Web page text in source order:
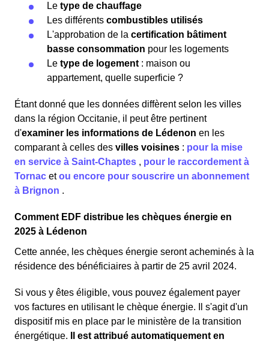
Le type de chauffage
Les différents combustibles utilisés
L'approbation de la certification bâtiment
basse consommation pour les logements
Le type de logement : maison ou
appartement, quelle superficie ?
Étant donné que les données diffèrent selon les villes
dans la région Occitanie, il peut être pertinent
d'examiner les informations de Lédenon en les
comparant à celles des villes voisines : pour la mise
en service à Saint-Chaptes , pour le raccordement à
Tornac etou encore pour souscrire un abonnement
à Brignon .
Comment EDF distribue les chèques énergie en
2025 à Lédenon
Cette année, les chèques énergie seront acheminés à la
résidence des bénéficiaires à partir de 25 avril 2024.
Si vous y êtes éligible, vous pouvez également payer
vos factures en utilisant le chèque énergie. Il s'agit d'un
dispositif mis en place par le ministère de la transition
énergétique.
Il est attribué automatiquement en